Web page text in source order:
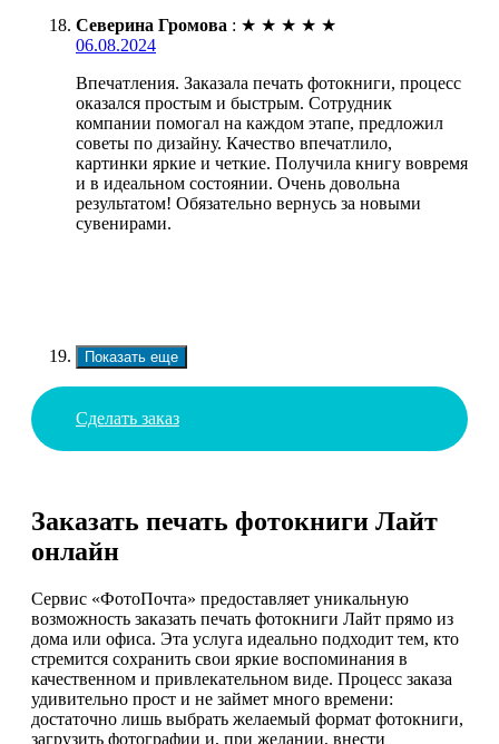
Северина Громова : ★ ★ ★ ★ ★
06.08.2024
Впечатления. Заказала печать фотокниги, процесс
оказался простым и быстрым. Сотрудник
компании помогал на каждом этапе, предложил
советы по дизайну. Качество впечатлило,
картинки яркие и четкие. Получила книгу вовремя
и в идеальном состоянии. Очень довольна
результатом! Обязательно вернусь за новыми
сувенирами.
Показать еще
Сделать заказ
Заказать печать фотокниги Лайт
онлайн
Сервис «ФотоПочта» предоставляет уникальную
возможность заказать печать фотокниги Лайт прямо из
дома или офиса. Эта услуга идеально подходит тем, кто
стремится сохранить свои яркие воспоминания в
качественном и привлекательном виде. Процесс заказа
удивительно прост и не займет много времени:
достаточно лишь выбрать желаемый формат фотокниги,
загрузить фотографии и, при желании, внести